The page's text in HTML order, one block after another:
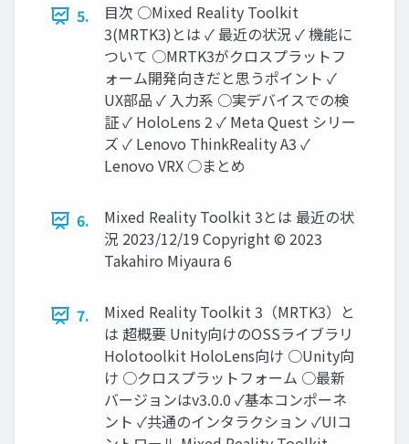
5.
目次 ○Mixed Reality Toolkit
3(MRTK3)とは ✓ 最近の状況 ✓ 機能に
ついて ○MRTK3がクロスプラットフ
ォーム開発向きだと思うポイント ✓
UX部品 ✓ 入力系 ○実デバイスでの検
証 ✓ HoloLens 2 ✓ Meta Quest シリー
ズ ✓ Lenovo ThinkReality A3 ✓
Lenovo VRX ○まとめ
6.
Mixed Reality Toolkit 3とは 最近の状
況 2023/12/19 Copyright © 2023
Takahiro Miyaura 6
7.
Mixed Reality Toolkit 3（MRTK3）と
は 超概要 Unity向けのOSSライブラリ
Holotoolkit HoloLens向け ○Unity向
け ○クロスプラットフォーム ○最新
バージョンはv3.0.0 ✓基本コンポーネ
ント ✓共通のインタラクション ✓UIコ